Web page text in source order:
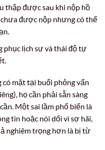
thập được sau khi nộp hồ
được nộp nhưng có thể
phục lịch sự và thái độ tự
mặt tại buổi phỏng vấn
họ cần phải sẵn sàng
Một sai lầm phổ biến là
tin hoặc nói dối vì sợ hãi,
nghiêm trọng hơn là bị từ